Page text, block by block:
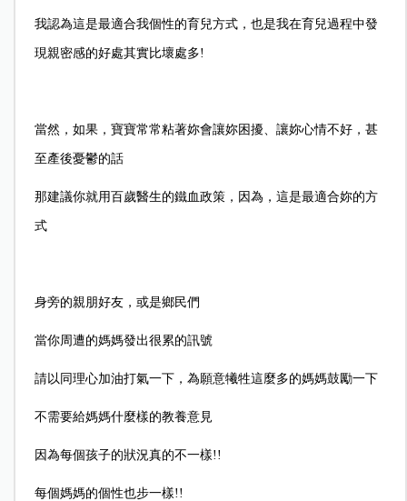
我認為這是最適合我個性的育兒方式，也是我在育兒過程中發
現親密感的好處其實比壞處多!
當然，如果，寶寶常常粘著妳會讓妳困擾、讓妳心情不好，甚
至產後憂鬱的話
那建議你就用百歲醫生的鐵血政策，因為，這是最適合妳的方
式
身旁的親朋好友，或是鄉民們
當你周遭的媽媽發出很累的訊號
請以同理心加油打氣一下，為願意犧牲這麼多的媽媽鼓勵一下
不需要給媽媽什麼樣的教養意見
因為每個孩子的狀況真的不一樣!!
每個媽媽的個性也步一樣!!